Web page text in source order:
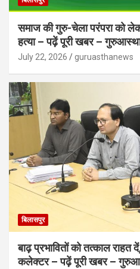
समाज की गुरु-चेला परंपरा को
हत्या – पढ़ें पूरी खबर –
July 22, 2026 guruasthanews
बिलासपुर
बाढ़ प्रभावितों को तत्काल
कलेक्टर – पढ़ें पूरी खबर –